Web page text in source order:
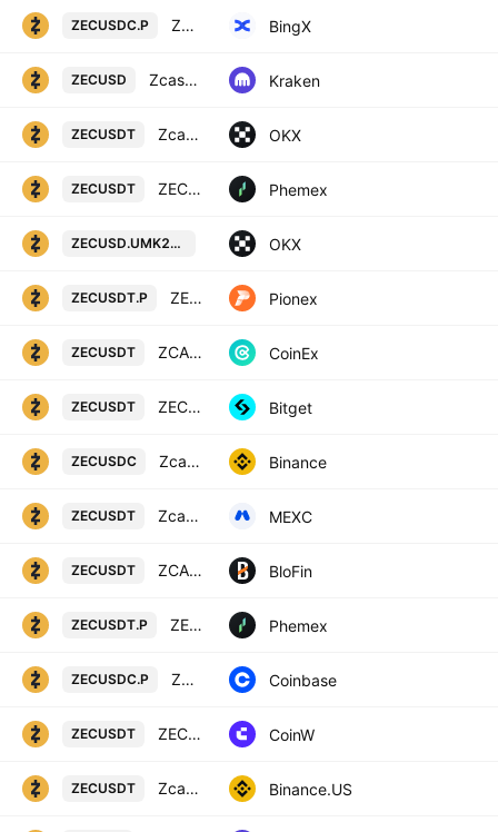
ZECUSDC.P Zcash/USD Coin Perpetual Contract BingX
ZECUSD Zcash / U. S. Dollar Kraken
ZECUSDT Zcash/USDT OKX
ZECUSDT ZEC / USDT Spot Trading Pair Phemex
ZECUSD.UMK2031 ZECUSD UM X-Perp Contract (May
OKX
ZECUSDT.P ZEC USDT PERPETUAL Pionex
ZECUSDT ZCASH / TETHER CoinEx
ZECUSDT ZECUSDT SPOT Bitget
ZECUSDC Zcash / USD Coin Binance
ZECUSDT Zcash / USDT MEXC
ZECUSDT ZCASH/USD TETHER BloFin
ZECUSDT.P ZEC Linear Perpetual Futures Contract Phemex
ZECUSDC.P ZEC / USDC PERPETUAL CONTRACT Coinbase
ZECUSDT ZEC/USDT TETHER CoinW
ZECUSDT Zcash / TetherUS Binance.US